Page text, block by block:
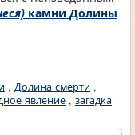
камни Долины
, Долина смерти ,
явление , загадка